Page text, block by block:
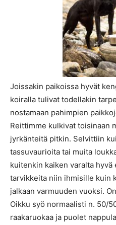
Joissakin paikoissa hyvät
koiralla tulivat todellakin
nostamaan pahimpien
Reittimme kulkivat toisinaan
jyrkänteitä pitkin. Selvittiin
tassuvaurioita tai muita
kuitenkin kaiken varalta
tarvikkeita niin ihmisille kuin
jalkaan varmuuden vuoksi.
Oikku syö normaalisti n. 50/
raakaruokaa ja puolet